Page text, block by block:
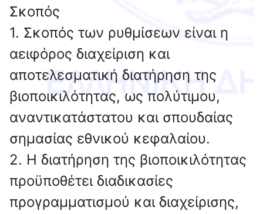
Σκοπός
1. Σκοπός των ρυθμίσεων είναι η
αειφόρος διαχείριση και
αποτελεσματική διατήρηση της
βιοποικιλότητας, ως πολύτιμου,
αναντικατάστατου και σπουδαίας
σημασίας εθνικού κεφαλαίου.
2. Η διατήρηση της βιοποικιλότητας
προϋποθέτει διαδικασίες
προγραμματισμού και διαχείρισης,